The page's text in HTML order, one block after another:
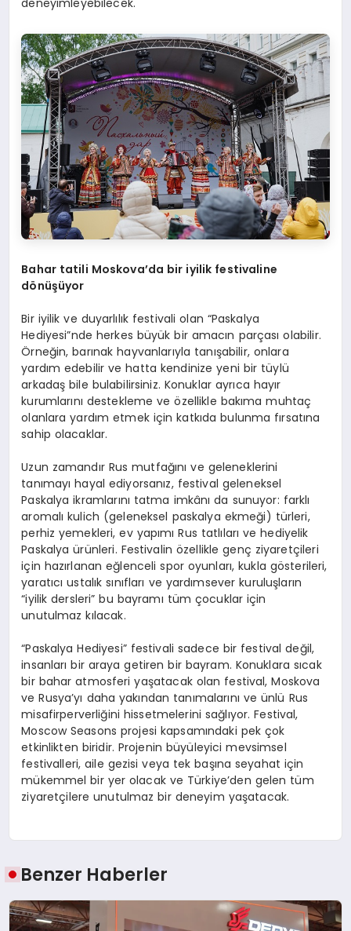
Bahar tatili Moskova’da bir iyilik festivaline
dönüşüyor
Bir iyilik ve duyarlılık festivali olan “Paskalya
Hediyesi”nde herkes büyük bir amacın parçası olabilir.
Örneğin, barınak hayvanlarıyla tanışabilir, onlara
yardım edebilir ve hatta kendinize yeni bir tüylü
arkadaş bile bulabilirsiniz. Konuklar ayrıca hayır
kurumlarını destekleme ve özellikle bakıma muhtaç
olanlara yardım etmek için katkıda bulunma fırsatına
sahip olacaklar.
Uzun zamandır Rus mutfağını ve geleneklerini
tanımayı hayal ediyorsanız, festival geleneksel
Paskalya ikramlarını tatma imkânı da sunuyor: farklı
aromalı kulich (geleneksel paskalya ekmeği) türleri,
perhiz yemekleri, ev yapımı Rus tatlıları ve hediyelik
Paskalya ürünleri. Festivalin özellikle genç ziyaretçileri
için hazırlanan eğlenceli spor oyunları, kukla gösterileri,
yaratıcı ustalık sınıfları ve yardımsever kuruluşların
“iyilik dersleri” bu bayramı tüm çocuklar için
unutulmaz kılacak.
“Paskalya Hediyesi” festivali sadece bir festival değil,
insanları bir araya getiren bir bayram. Konuklara sıcak
bir bahar atmosferi yaşatacak olan festival, Moskova
ve Rusya’yı daha yakından tanımalarını ve ünlü Rus
misafirperverliğini hissetmelerini sağlıyor. Festival,
Moscow Seasons projesi kapsamındaki pek çok
etkinlikten biridir. Projenin büyüleyici mevsimsel
festivalleri, aile gezisi veya tek başına seyahat için
mükemmel bir yer olacak ve Türkiye’den gelen tüm
ziyaretçilere unutulmaz bir deneyim yaşatacak.
Benzer Haberler